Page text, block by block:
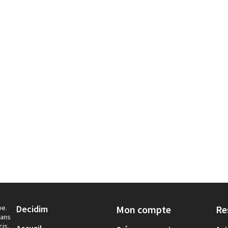
Decidim Mon compte